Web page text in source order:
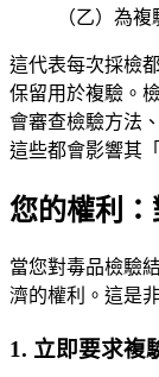
（乙）為複
這代表每次採檢
保留用於複驗。
會審查檢驗方法
這些都會影響其
您的權利：
當您對毒品檢驗
濟的權利。這是
1. 立即要求複